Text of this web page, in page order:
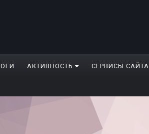
АКТИВНОСТЬ СЕРВИСЫ САЙТА